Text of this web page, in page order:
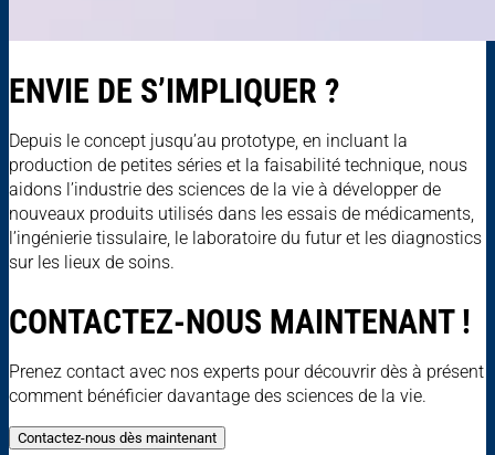
ENVIE DE S’IMPLIQUER ?
Depuis le concept jusqu’au prototype, en incluant la
production de petites séries et la faisabilité technique, nous
aidons l’industrie des sciences de la vie à développer de
nouveaux produits utilisés dans les essais de médicaments,
l’ingénierie tissulaire, le laboratoire du futur et les diagnostics
sur les lieux de soins.
CONTACTEZ-NOUS MAINTENANT !
Prenez contact avec nos experts pour découvrir dès à présent
comment bénéficier davantage des sciences de la vie.
Contactez-nous dès maintenant